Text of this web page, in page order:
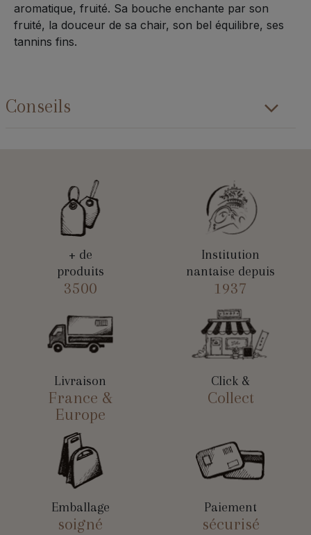
aromatique, fruité. Sa bouche enchante par son
fruité, la douceur de sa chair, son bel équilibre, ses
tannins fins.
Conseils
+ de
produits
3500
Institution
nantaise depuis
1937
Livraison
France &
Europe
Click &
Collect
Emballage
soigné
Paiement
sécurisé